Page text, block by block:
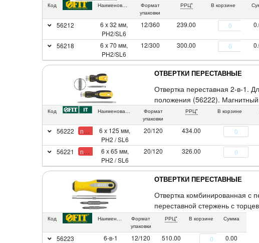
Код Наименование
Формат
упаковки
РРЦ* В корзине
56212
6 x 32 мм,
PH2/SL6
12/360 239.00
56218
6 x 70 мм,
PH2/SL6
12/300 300.00
ОТВЕРТКИ ПЕРЕСТАВНЫЕ
Отвертка переставная 2-в-1.
положения (56222).
Код Наименование
Формат
упаковки
РРЦ* В корзине
56222 new
6 х 125 мм,
PH2 / SL6
20/120 434.00
56221 new
6 х 65 мм,
PH2 / SL6
20/120 326.00
ОТВЕРТКИ ПЕРЕСТАВНЫЕ
Отвертка комбинированная с
переставной стержень с
инструментальной стали с
Код Наименование
Формат
упаковки
РРЦ* В корзине Сумма
56223 6-в-1 12/120 510.00 0.00